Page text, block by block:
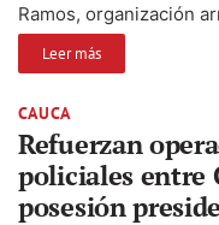
Ramos, organización
Leer más
CAUCA
Refuerzan
policiales entre
posesión